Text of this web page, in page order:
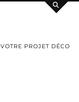
VOTRE PROJET DÉCO